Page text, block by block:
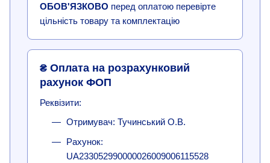
ОБОВ'ЯЗКОВО перед оплатою перевірте
цільність товару та комплектацію
₴ Оплата на розрахунковий
рахунок ФОП
Реквізити:
Отримувач: Тучинський О.В.
Рахунок:
UA233052990000026009006115528